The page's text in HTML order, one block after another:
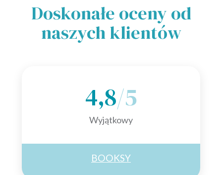
Doskonałe oceny od
naszych klientów
4,8/5
Wyjątkowy
BOOKSY